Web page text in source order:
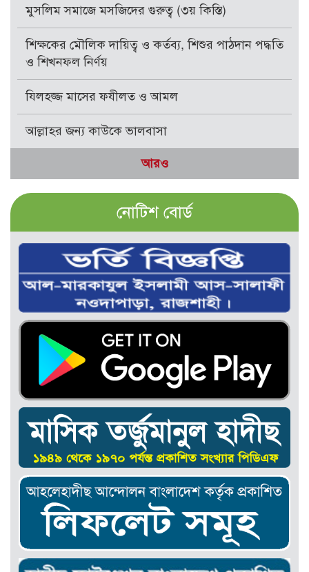
মুসলিম সমাজে মসজিদের গুরুত্ব (৩য় কিস্তি)
শিক্ষকের মৌলিক দায়িত্ব ও কর্তব্য, শিশুর পাঠদান পদ্ধতি
ও শিখনফল নির্ণয়
যিলহজ্জ মাসের ফযীলত ও আমল
আল্লাহর জন্য কাউকে ভালবাসা
আরও
নোটিশ বোর্ড